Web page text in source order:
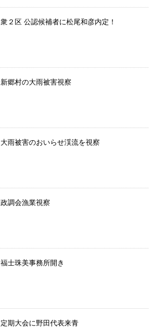
衆２区 公認候補者に松尾和彦内定！
新郷村の大雨被害視察
大雨被害のおいらせ渓流を視察
政調会漁業視察
福士珠美事務所開き
定期大会に野田代表来青